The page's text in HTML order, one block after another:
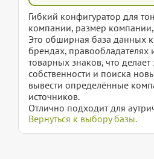
Гибкий конфигуратор для
компании, размер
Это обширная база данных
брендах, правообладателях
товарных знаков, что
собственности и поиска
вывести определённые
источников.
Отлично подходит для
Вернуться к выбору базы.